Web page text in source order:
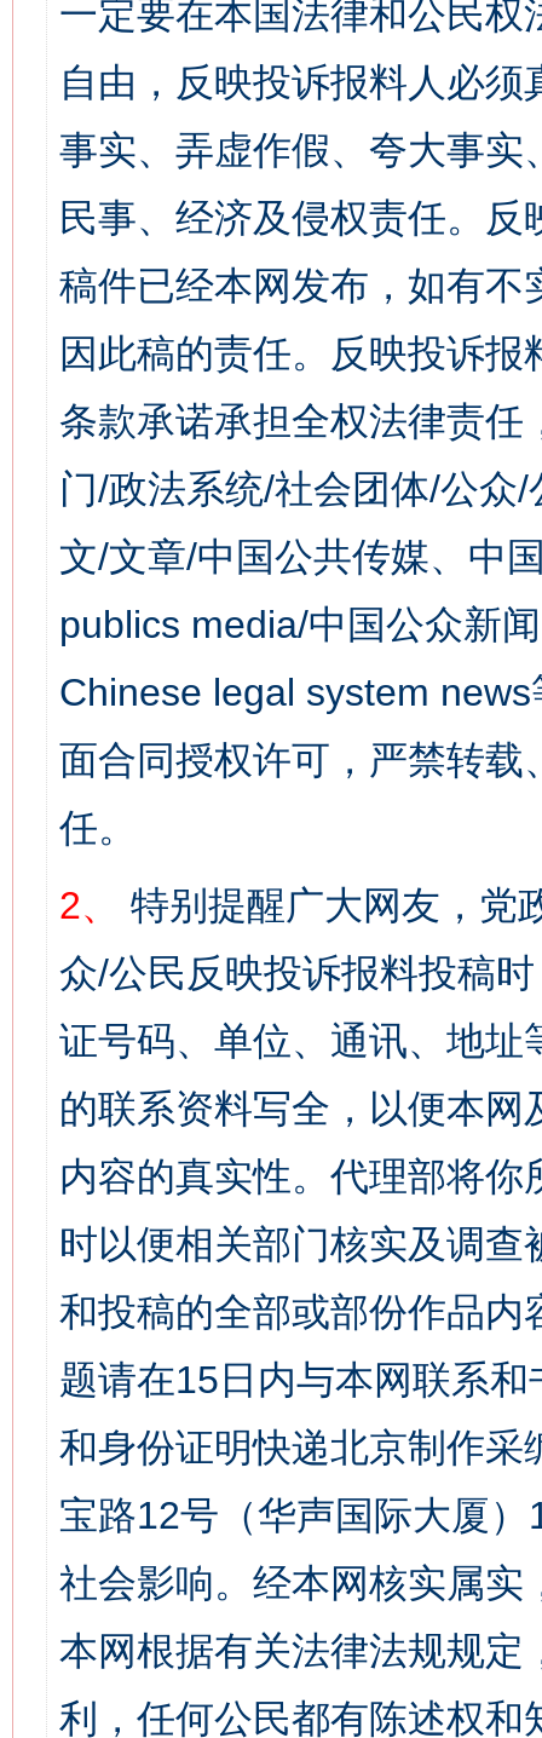
一定要在本国法律和公民
自由，反映投诉报料人必
事实、弄虚作假、夸大事
民事、经济及侵权责任。
稿件已经本网发布，如有
因此稿的责任。反映投诉
条款承诺承担全权法律责
门/政法系统/社会团体/公众
文/文章/中国公共传媒、中
publics media/中国公众新
Chinese legal system
面合同授权许可，严禁转
任。
2、
特别提醒广大网友，党
众/公民反映投诉报料投稿
证号码、单位、通讯、地
的联系资料写全，以便本
内容的真实性。代理部将
时以便相关部门核实及调
和投稿的全部或部份作品
题请在15日内与本网联系
和身份证明快递北京制作
宝路12号（华声国际大厦
社会影响。经本网核实属
本网根据有关法律法规规
利，任何公民都有陈述权